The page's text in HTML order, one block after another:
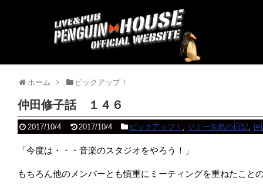
ホーム ピックアップ！
仲田修子話 １４６
2017/10/4 2017/10/4 ピックアップ！ , ジミー矢島の日記,仲
「今度は・・・音楽のスタジオをやろう！」
もちろん他のメンバーとも慎重にミーティングを重ねたこと